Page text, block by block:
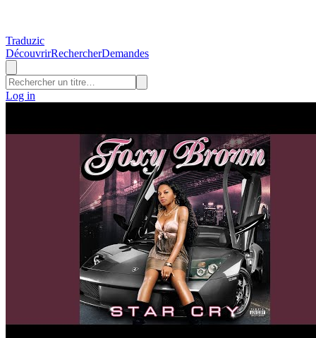
Traduzic
DécouvrirRechercherDemandes
Log in